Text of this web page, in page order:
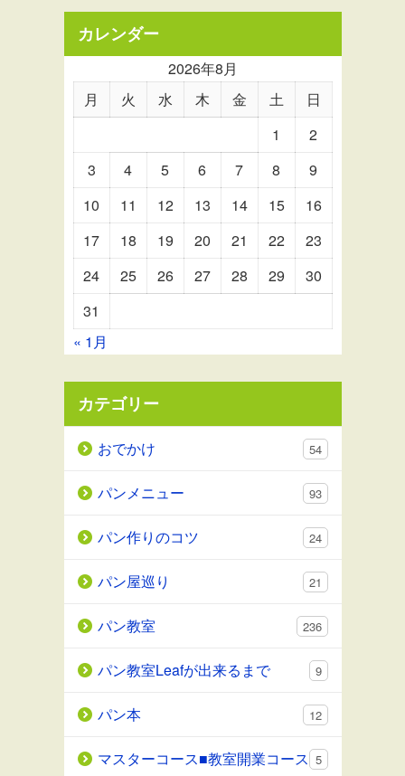
カレンダー
2026年8月
月
火 水 木 金 土
日
1
2
3
4 5 6 7 8
9
10
11 12 13 14 15
16
17
18 19 20 21 22
23
24
25 26 27 28 29
30
31
« 1月
カテゴリー
おでかけ 54
パンメニュー 93
パン作りのコツ 24
パン屋巡り 21
パン教室 236
パン教室Leafが出来るまで 9
パン本 12
マスターコース■教室開業コース 5